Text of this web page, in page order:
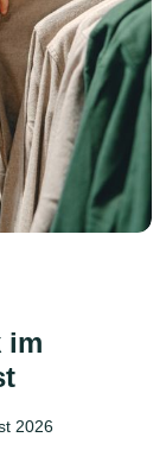
im
2026